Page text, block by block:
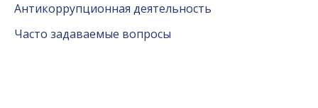
Антикоррупционная деятельность
Часто задаваемые вопросы